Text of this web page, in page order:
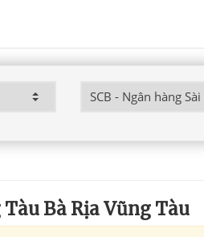
Bà Rịa Vũng Tàu